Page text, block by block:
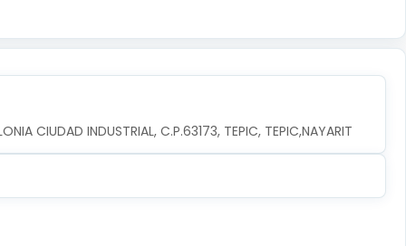
CIUDAD INDUSTRIAL, C.P.63173, TEPIC, TEPIC,NAYARIT